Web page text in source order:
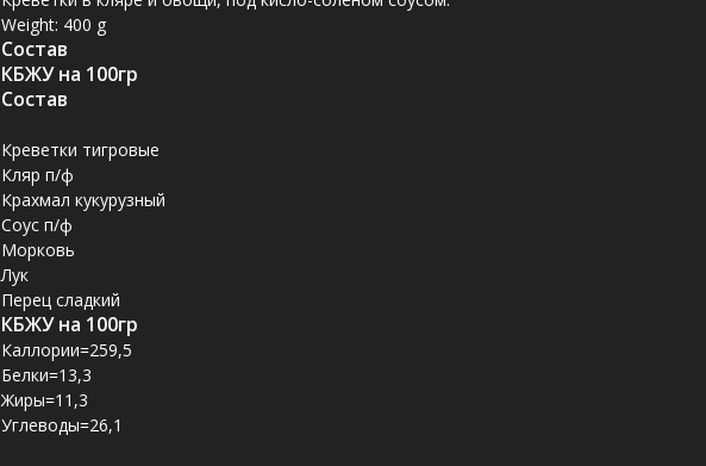
Weight: 400 g
Состав
КБЖУ на 100гр
Состав
Креветки тигровые
Кляр п/ф
Крахмал кукурузный
Соус п/ф
Морковь
Лук
Перец сладкий
КБЖУ на 100гр
Каллории=259,5
Белки=13,3
Жиры=11,3
Углеводы=26,1